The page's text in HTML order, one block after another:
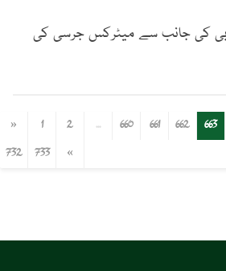
بی کی جانب سے میٹرکس جرسی کی
« 1 2 ... 660 661 662 663
732
733 »